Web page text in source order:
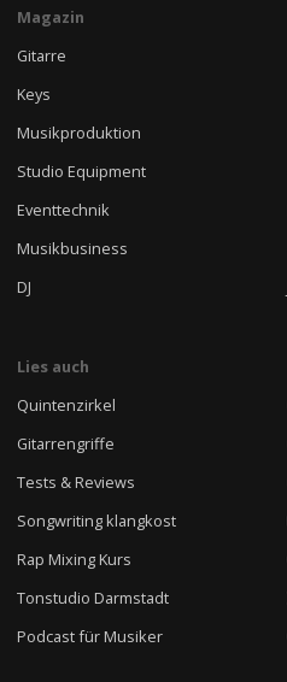
Magazin
Gitarre
Keys
Musikproduktion
Studio Equipment
Eventtechnik
Musikbusiness
DJ
Lies auch
Quintenzirkel
Gitarrengriffe
Tests & Reviews
Songwriting klangkost
Rap Mixing Kurs
Tonstudio Darmstadt
Podcast für Musiker